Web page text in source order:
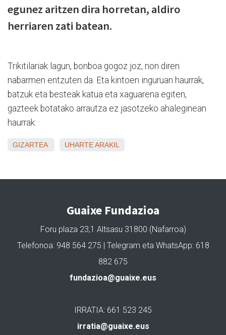
egunez aritzen dira horretan, aldiro
herriaren zati batean.
Trikitilariak lagun, bonboa gogoz joz, non diren
nabarmen entzuten da. Eta kintoen inguruan haurrak,
batzuk eta besteak katua eta xaguarena egiten,
gazteek botatako arrautza ez jasotzeko ahaleginean
haurrak.
GIZARTEA UHARTE ARAKIL
Guaixe Fundazioa
Foru plaza 23,1 Altsasu 31800 (Nafarroa)
Telefonoa: 948 564 275 | Telegram eta WhatsApp: 618
882 675
fundazioa@guaixe.eus
IRRATIA: 661 523 245
irratia@guaixe.eus